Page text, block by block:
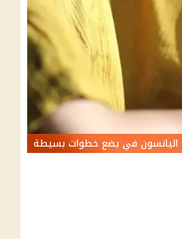
اليانسون في بضع خطوات بسيطة